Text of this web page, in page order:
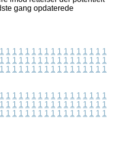
gang opdaterede
1 1 1 1 1 1 1 1 1 1 1 1 1 1 1 1 1
1 1 1 1 1 1 1 1 1 1 1 1 1 1 1 1 1
1 1 1 1 1 1 1 1 1 1 1 1 1 1 1 1 1
1 1 1 1 1 1 1 1 1 1 1 1 1 1 1 1 1
1 1 1 1 1 1 1 1 1 1 1 1 1 1 1 1 1
1 1 1 1 1 1 1 1 1 1 1 1 1 1 1 1 1